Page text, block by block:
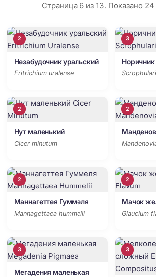
Страница 6 из 13. Показано 24
2
Незабудочник уральский
Eritrichium uralense
3
2
Нут маленький
Cicer minutum
2
2
Маннагеттея Гуммеля
Mannagettaea hummelii
2
Мачок
Glaucium
3
Мегадения маленькая
3